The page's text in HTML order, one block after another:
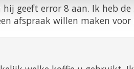
hij geeft error 8 aan. Ik heb
afspraak willen maken